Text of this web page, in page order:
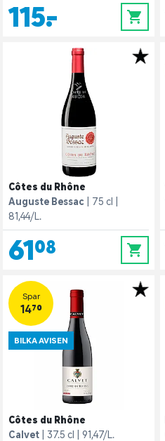
115,- 0
Côtes du Rhône
Auguste Bessac
75 cl
81,44/L.
61,08 0
Spar
14,70
BILKA AVISEN
Côtes du Rhône
Calvet
37.5 cl 91,47/L.